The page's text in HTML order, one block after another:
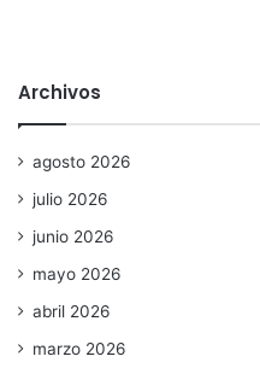
Archivos
agosto 2026
julio 2026
junio 2026
mayo 2026
abril 2026
marzo 2026